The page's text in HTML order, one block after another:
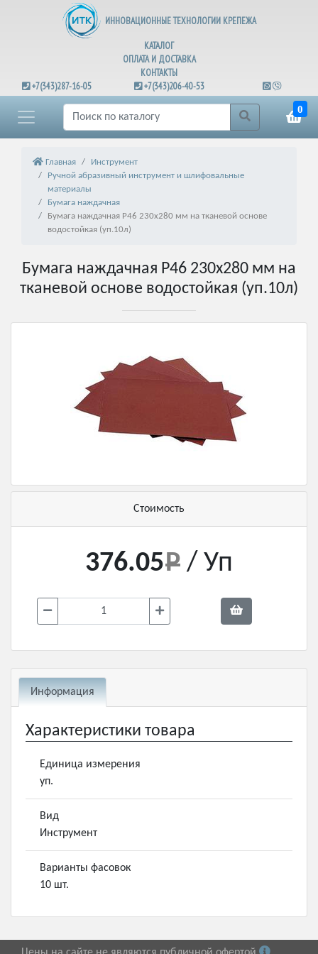
ИННОВАЦИОННЫЕ ТЕХНОЛОГИИ КРЕПЕЖА
КАТАЛОГ
ОПЛАТА И ДОСТАВКА
КОНТАКТЫ
+7(343)287-16-05
+7(343)206-40-53
0
Главная
Инструмент
Ручной абразивный инструмент и шлифовальные
материалы
Бумага наждачная
Бумага наждачная Р46 230х280 мм на тканевой основе
водостойкая (уп.10л)
Бумага наждачная Р46 230х280 мм на
тканевой основе водостойкая (уп.10л)
Стоимость
376.05 / Уп
Информация
Характеристики товара
Единица измерения
уп.
Вид
Инструмент
Варианты фасовок
10 шт.